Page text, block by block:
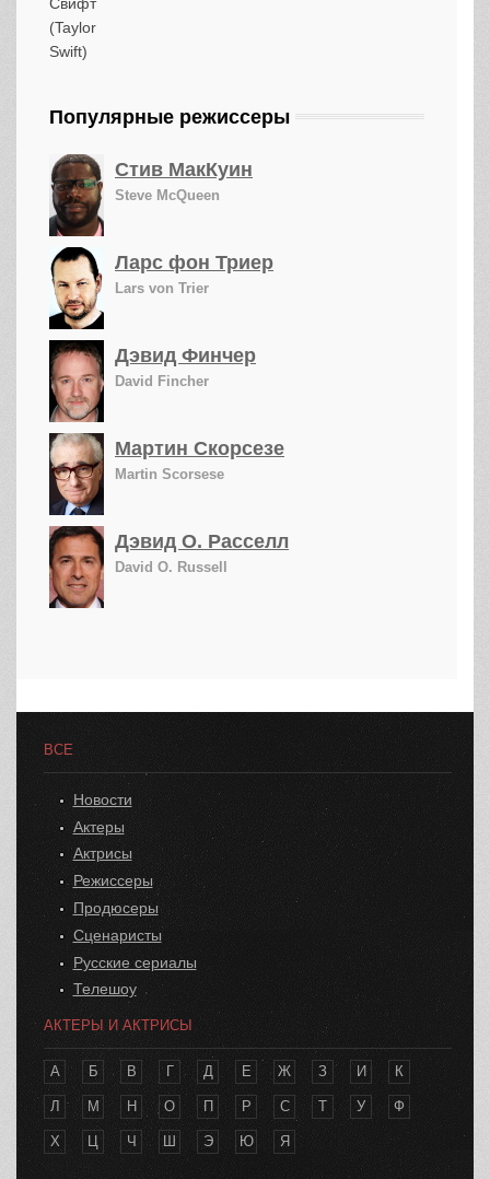
Популярные режиссеры
Стив МакКуин
Steve McQueen
Ларс фон Триер
Lars von Trier
Дэвид Финчер
David Fincher
Мартин Скорсезе
Martin Scorsese
Дэвид О. Расселл
David O. Russell
ВСЕ
Новости
Актеры
Актрисы
Режиссеры
Продюсеры
Сценаристы
Русские сериалы
Телешоу
АКТЕРЫ И АКТРИСЫ
А Б В Г Д Е Ж З И К
Л М Н О П Р С Т У Ф
Х Ц Ч Ш Э Ю Я